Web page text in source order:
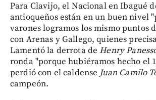
Para Clavijo, el Nacional en Ibagué
antioqueños están en un buen nivel
varones logramos los mismo puntos
con Arenas y Gallego, quienes
Lamentó la derrota deHenry
ronda "porque hubiéramos hecho el
perdió con el caldense Juan Camilo
campeón.